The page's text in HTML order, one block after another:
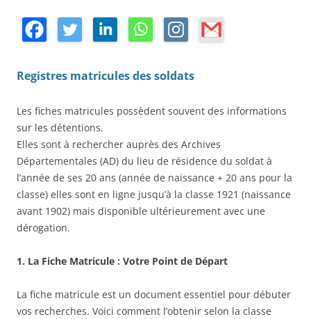
Registres matricules des soldats
Les fiches matricules possèdent souvent des informations
sur les détentions.
Elles sont à rechercher auprès des Archives
Départementales (AD) du lieu de résidence du soldat à
l’année de ses 20 ans (année de naissance + 20 ans pour la
classe) elles sont en ligne jusqu’à la classe 1921 (naissance
avant 1902) mais disponible ultérieurement avec une
dérogation.
1. La Fiche Matricule : Votre Point de Départ
La fiche matricule est un document essentiel pour débuter
vos recherches. Voici comment l’obtenir selon la classe